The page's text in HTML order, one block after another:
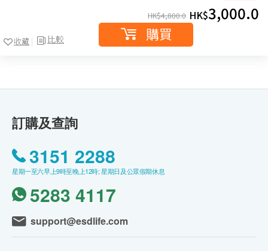
比較
收藏
HK$4,800.0 HK$3,000.0
購買
訂購及查詢
3151 2288
星期一至六早上9時至晚上12時; 星期日及公眾假期休息
5283 4117
support@esdlife.com